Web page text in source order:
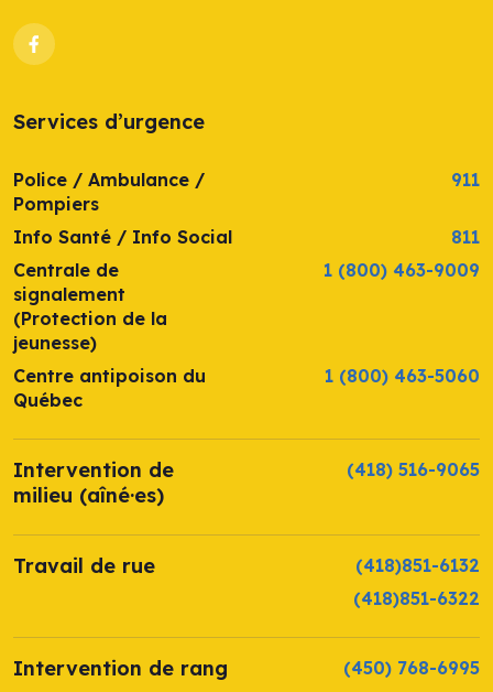
Services d’urgence
Police / Ambulance /
Pompiers
911
Info Santé / Info Social
811
Centrale de
signalement
(Protection de la
jeunesse)
1 (800) 463-9009
Centre antipoison du
Québec
1 (800) 463-5060
Intervention de
milieu (aîné·es)
(418) 516-9065
Travail de rue
(418)851-6132
(418)851-6322
Intervention de rang (450) 768-6995